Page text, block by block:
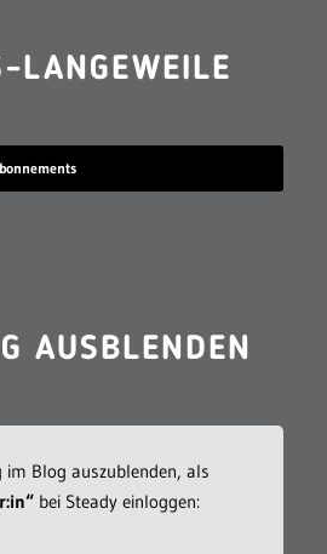
LANGEWEILE
AUSBLENDEN
im Blog auszublenden, als
bei Steady einloggen: